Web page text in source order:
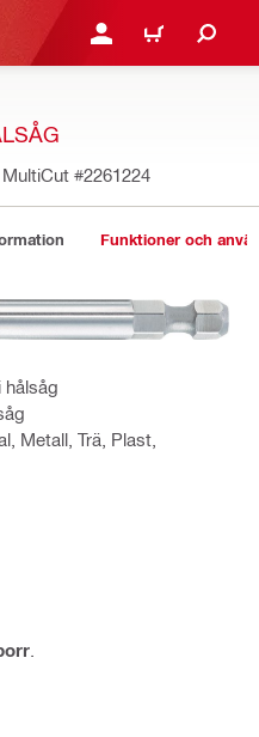
LOGGA IN ELLER
VARUKORG
#2261224
Funktioner och
hålsåg
Metall, Trä, Plast,